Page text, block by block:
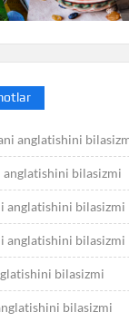
anglatishini
bilasizmi
anglatishini bilasizmi
anglatishini bilasizmi
bilasizmi
bilasizmi